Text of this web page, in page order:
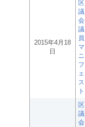
2015年4月18
日
区
議
会
議
員
マ
ニ
フ
ェ
ス
ト
区
議
会